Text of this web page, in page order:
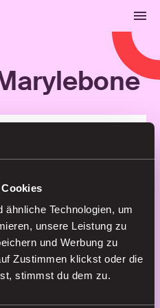
Technologien, um
unsere Leistung zu
und Werbung zu
Zustimmen klickst oder die
stimmst du dem zu.
in
mit unserer